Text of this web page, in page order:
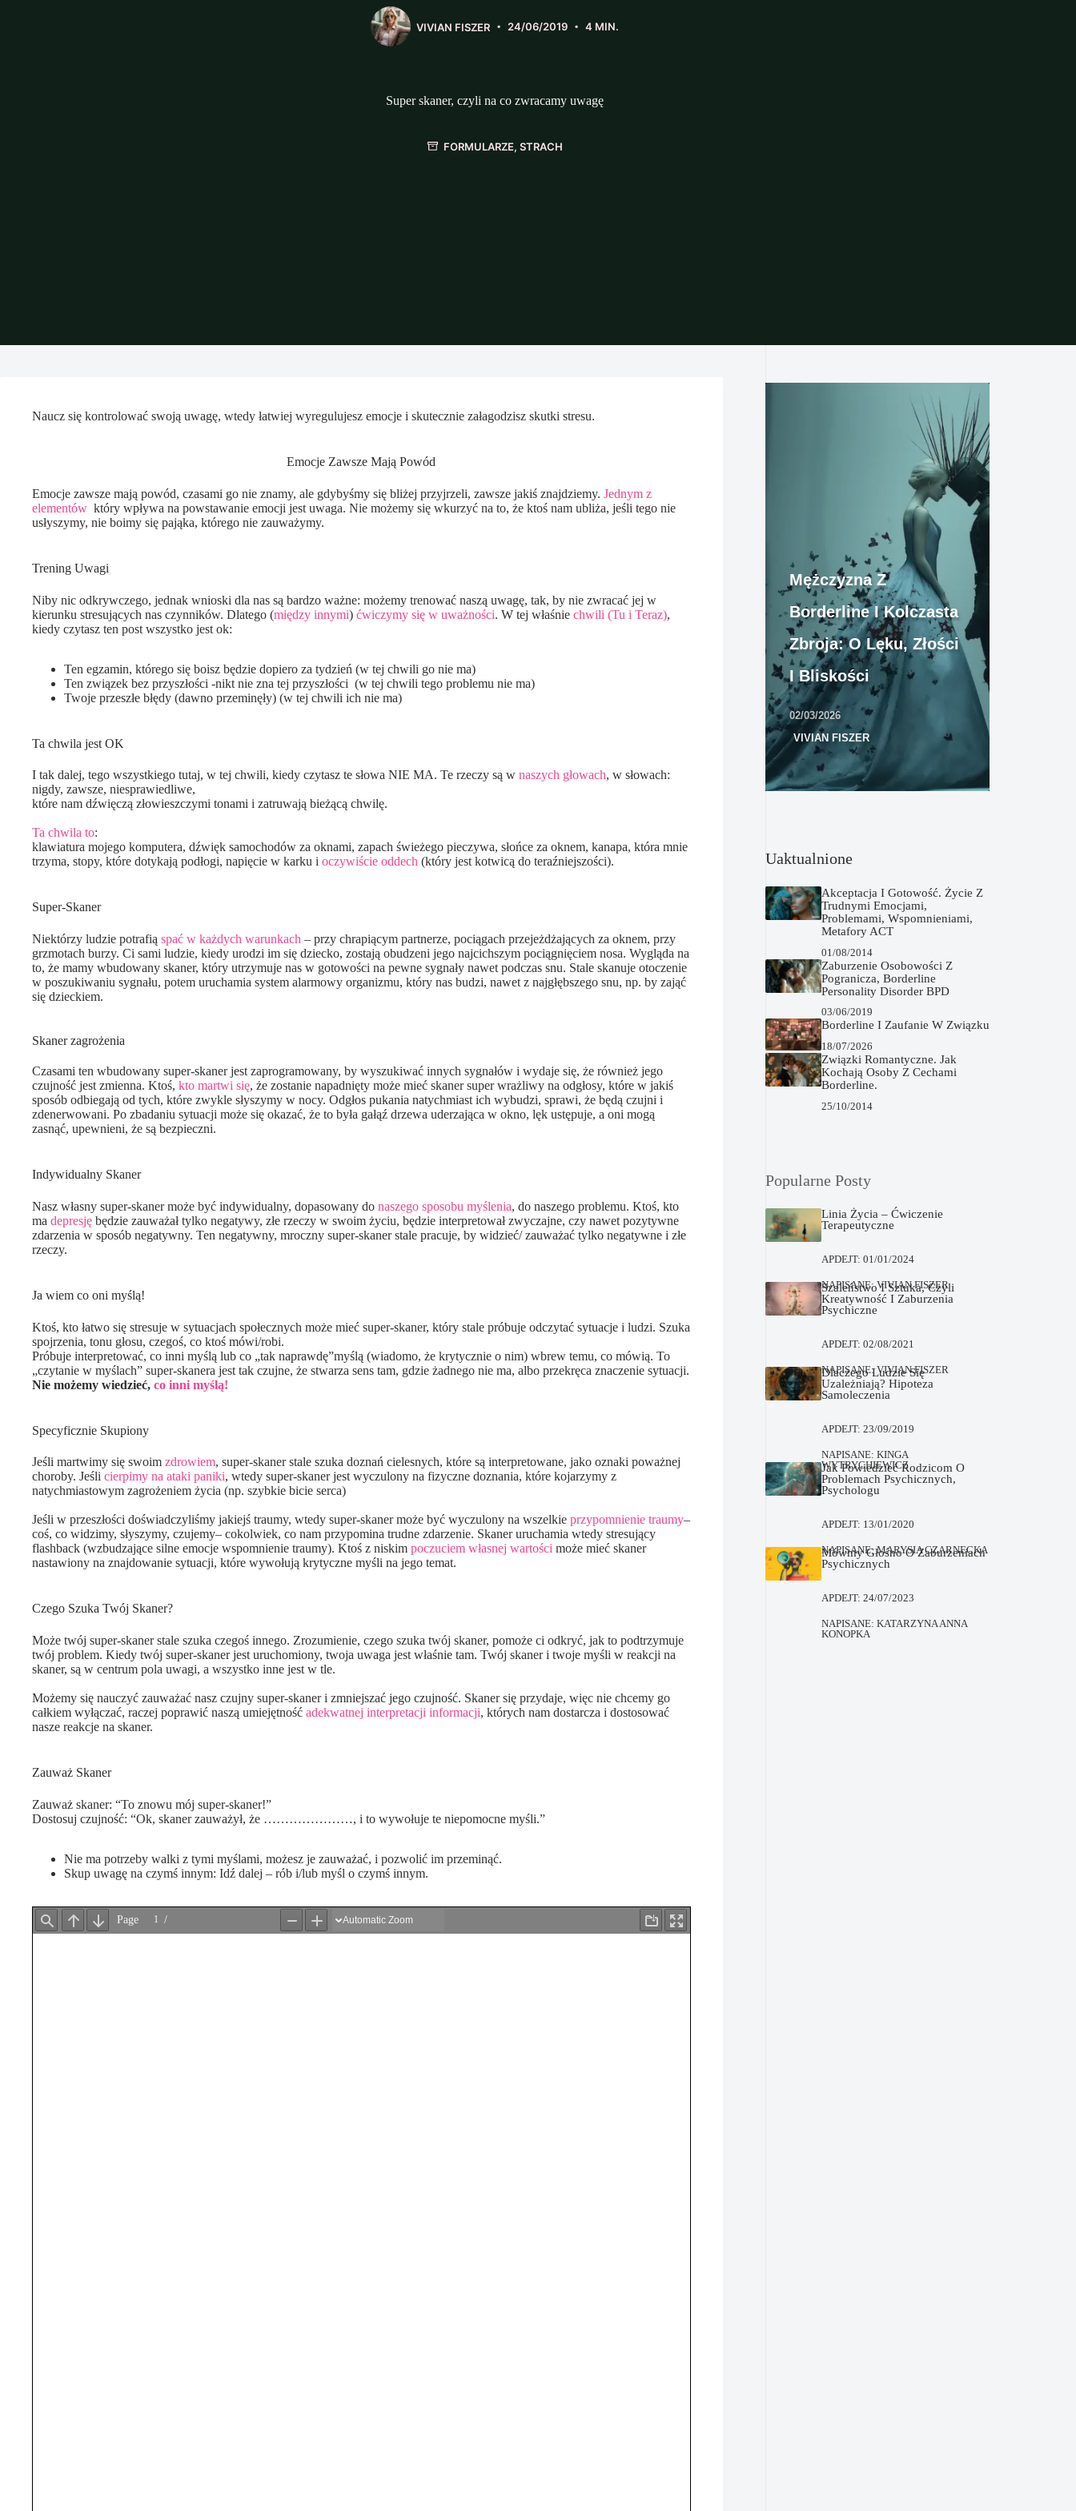
VIVIAN FISZER 24/06/2019 4 MIN.
Super skaner, czyli na co zwracamy uwagę
FORMULARZE, STRACH
Naucz się kontrolować swoją uwagę, wtedy łatwiej wyregulujesz emocje i skutecznie załagodzisz skutki stresu.
Emocje Zawsze Mają Powód
Emocje zawsze mają powód, czasami go nie znamy, ale gdybyśmy się bliżej przyjrzeli, zawsze jakiś znajdziemy. Jednym z
elementów który wpływa na powstawanie emocji jest uwaga. Nie możemy się wkurzyć na to, że ktoś nam ubliża, jeśli tego nie
usłyszymy, nie boimy się pająka, którego nie zauważymy.
Trening Uwagi
Niby nic odkrywczego, jednak wnioski dla nas są bardzo ważne: możemy trenować naszą uwagę, tak, by nie zwracać jej w
kierunku stresujących nas czynników. Dlatego (między innymi) ćwiczymy się w uważności. W tej właśnie chwili (Tu i Teraz),
kiedy czytasz ten post wszystko jest ok:
Ten egzamin, którego się boisz będzie dopiero za tydzień (w tej chwili go nie ma)
Ten związek bez przyszłości -nikt nie zna tej przyszłości (w tej chwili tego problemu nie ma)
Twoje przeszłe błędy (dawno przeminęły) (w tej chwili ich nie ma)
Ta chwila jest OK
I tak dalej, tego wszystkiego tutaj, w tej chwili, kiedy czytasz te słowa NIE MA. Te rzeczy są w naszych głowach, w słowach:
nigdy, zawsze, niesprawiedliwe,
które nam dźwięczą złowieszczymi tonami i zatruwają bieżącą chwilę.
Ta chwila to:
klawiatura mojego komputera, dźwięk samochodów za oknami, zapach świeżego pieczywa, słońce za oknem, kanapa, która mnie
trzyma, stopy, które dotykają podłogi, napięcie w karku i oczywiście oddech (który jest kotwicą do teraźniejszości).
Super-Skaner
Niektórzy ludzie potrafią spać w każdych warunkach – przy chrapiącym partnerze, pociągach przejeżdżających za oknem, przy
grzmotach burzy. Ci sami ludzie, kiedy urodzi im się dziecko, zostają obudzeni jego najcichszym pociągnięciem nosa. Wygląda na
to, że mamy wbudowany skaner, który utrzymuje nas w gotowości na pewne sygnały nawet podczas snu. Stale skanuje otoczenie
w poszukiwaniu sygnału, potem uruchamia system alarmowy organizmu, który nas budzi, nawet z najgłębszego snu, np. by zająć
się dzieckiem.
Skaner zagrożenia
Czasami ten wbudowany super-skaner jest zaprogramowany, by wyszukiwać innych sygnałów i wydaje się, że również jego
czujność jest zmienna. Ktoś, kto martwi się, że zostanie napadnięty może mieć skaner super wrażliwy na odgłosy, które w jakiś
sposób odbiegają od tych, które zwykle słyszymy w nocy. Odgłos pukania natychmiast ich wybudzi, sprawi, że będą czujni i
zdenerwowani. Po zbadaniu sytuacji może się okazać, że to była gałąź drzewa uderzająca w okno, lęk ustępuje, a oni mogą
zasnąć, upewnieni, że są bezpieczni.
Indywidualny Skaner
Nasz własny super-skaner może być indywidualny, dopasowany do naszego sposobu myślenia, do naszego problemu. Ktoś, kto
ma depresję będzie zauważał tylko negatywy, złe rzeczy w swoim życiu, będzie interpretował zwyczajne, czy nawet pozytywne
zdarzenia w sposób negatywny. Ten negatywny, mroczny super-skaner stale pracuje, by widzieć/ zauważać tylko negatywne i złe
rzeczy.
Ja wiem co oni myślą!
Ktoś, kto łatwo się stresuje w sytuacjach społecznych może mieć super-skaner, który stale próbuje odczytać sytuacje i ludzi. Szuka
spojrzenia, tonu głosu, czegoś, co ktoś mówi/robi.
Próbuje interpretować, co inni myślą lub co „tak naprawdę”myślą (wiadomo, że krytycznie o nim) wbrew temu, co mówią. To
„czytanie w myślach” super-skanera jest tak czujne, że stwarza sens tam, gdzie żadnego nie ma, albo przekręca znaczenie sytuacji.
Nie możemy wiedzieć, co inni myślą!
Specyficznie Skupiony
Jeśli martwimy się swoim zdrowiem, super-skaner stale szuka doznań cielesnych, które są interpretowane, jako oznaki poważnej
choroby. Jeśli cierpimy na ataki paniki, wtedy super-skaner jest wyczulony na fizyczne doznania, które kojarzymy z
natychmiastowym zagrożeniem życia (np. szybkie bicie serca)
Jeśli w przeszłości doświadczyliśmy jakiejś traumy, wtedy super-skaner może być wyczulony na wszelkie przypomnienie traumy–
coś, co widzimy, słyszymy, czujemy– cokolwiek, co nam przypomina trudne zdarzenie. Skaner uruchamia wtedy stresujący
flashback (wzbudzające silne emocje wspomnienie traumy). Ktoś z niskim poczuciem własnej wartości może mieć skaner
nastawiony na znajdowanie sytuacji, które wywołują krytyczne myśli na jego temat.
Czego Szuka Twój Skaner?
Może twój super-skaner stale szuka czegoś innego. Zrozumienie, czego szuka twój skaner, pomoże ci odkryć, jak to podtrzymuje
twój problem. Kiedy twój super-skaner jest uruchomiony, twoja uwaga jest właśnie tam. Twój skaner i twoje myśli w reakcji na
skaner, są w centrum pola uwagi, a wszystko inne jest w tle.
Możemy się nauczyć zauważać nasz czujny super-skaner i zmniejszać jego czujność. Skaner się przydaje, więc nie chcemy go
całkiem wyłączać, raczej poprawić naszą umiejętność adekwatnej interpretacji informacji, których nam dostarcza i dostosować
nasze reakcje na skaner.
Zauważ Skaner
Zauważ skaner: “To znowu mój super-skaner!”
Dostosuj czujność: “Ok, skaner zauważył, że …………………, i to wywołuje te niepomocne myśli.”
Nie ma potrzeby walki z tymi myślami, możesz je zauważać, i pozwolić im przeminąć.
Skup uwagę na czymś innym: Idź dalej – rób i/lub myśl o czymś innym.
Mężczyzna Z
Borderline I Kolczasta
Zbroja: O Lęku, Złości
I Bliskości
02/03/2026
VIVIAN FISZER
Uaktualnione
Akceptacja I Gotowość. Życie Z
Trudnymi Emocjami,
Problemami, Wspomnieniami,
Metafory ACT
01/08/2014
Zaburzenie Osobowości Z
Pogranicza, Borderline
Personality Disorder BPD
03/06/2019
Borderline I Zaufanie W Związku
18/07/2026
Związki Romantyczne. Jak
Kochają Osoby Z Cechami
Borderline.
25/10/2014
Popularne Posty
Linia Życia – Ćwiczenie
Terapeutyczne
APDEJT:01/01/2024
NAPISANE:VIVIAN FISZER
Szaleństwo I Sztuka, Czyli
Kreatywność I Zaburzenia
Psychiczne
APDEJT:02/08/2021
NAPISANE:VIVIAN FISZER
Dlaczego Ludzie Się
Uzależniają? Hipoteza
Samoleczenia
APDEJT:23/09/2019
NAPISANE:KINGA
WYTRYCHIEWICZ
Jak Powiedzieć Rodzicom O
Problemach Psychicznych,
Psychologu
APDEJT: 13/01/2020
NAPISANE:MARYSIA CZARNECKA
Mówmy Głośno O Zaburzeniach
Psychicznych
APDEJT:24/07/2023
NAPISANE:KATARZYNA ANNA
KONOPKA